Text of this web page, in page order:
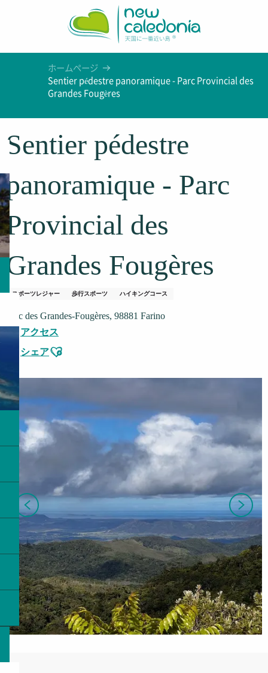
ホームページ
Sentier pédestre panoramique - Parc Provincial des
Grandes Fougères
Sentier pédestre
panoramique - Parc
Provincial des
Grandes Fougères
スポーツレジャー 歩行スポーツ ハイキングコース
Parc des Grandes-Fougères, 98881 Farino
アクセス
シェアAjouter aux favoris